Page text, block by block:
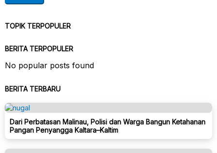
TOPIK TERPOPULER
BERITA TERPOPULER
No popular posts found
BERITA TERBARU
Dari Perbatasan Malinau, Polisi dan Warga Bangun Ketahanan
Pangan Penyangga Kaltara–Kaltim